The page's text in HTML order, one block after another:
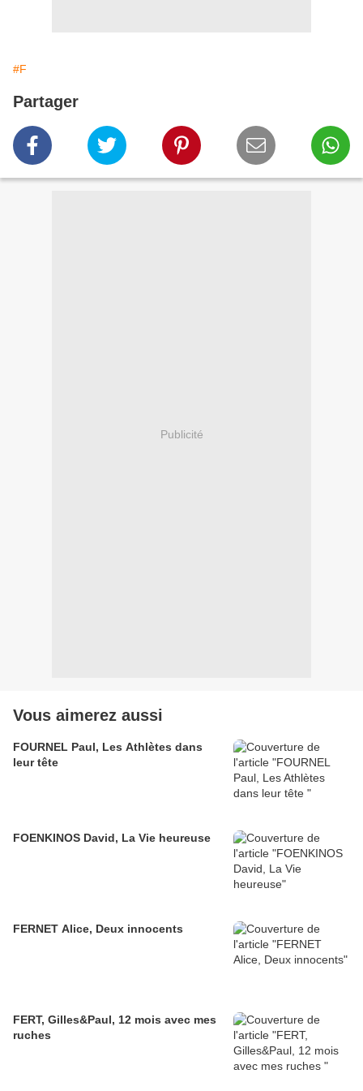
#F
Partager
Publicité
Vous aimerez aussi
FOURNEL Paul, Les Athlètes dans
leur tête
FOENKINOS David, La Vie heureuse
FERNET Alice, Deux innocents
FERT, Gilles&Paul, 12 mois avec mes
ruches